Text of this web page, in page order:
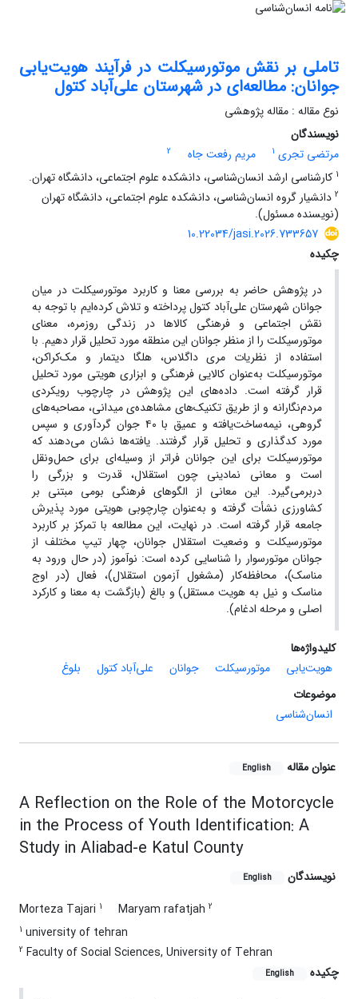
تاملی بر نقش موتورسیکلت در فرآیند هویت‌یابی
جوانان: مطالعه‌ای در شهرستان علی‌آباد کتول
نوع مقاله : مقاله پژوهشی
نویسندگان
مرتضی تجری 1 مریم رفعت جاه
2
1 کارشناسی ارشد انسان‌شناسی، دانشکده علوم اجتماعی، دانشگاه تهران.
2 دانشیار گروه انسان‌شناسی، دانشکده علوم اجتماعی، دانشگاه تهران
(نویسنده مسئول).
10.22034/jasi.2026.733657
چکیده
در پژوهش حاضر به بررسی معنا و کاربرد موتورسیکلت در میان
جوانان شهرستان علی‌آباد کتول پرداخته و تلاش کرده‌ایم با توجه به
نقش اجتماعی و فرهنگی کالاها در زندگی روزمره، معنای
موتورسیکلت را از منظر جوانان این منطقه مورد تحلیل قرار دهیم. با
استفاده از نظریات مری داگلاس، هلگا دیتمار و مک‌کراکن،
موتورسیکلت به‌عنوان کالایی فرهنگی و ابزاری هویتی مورد تحلیل
قرار گرفته است. داده‌های این پژوهش در چارچوب رویکردی
مردم‌نگارانه و از طریق تکنیک‌های مشاهده‌ی میدانی، مصاحبه‌های
گروهی، نیمه‌ساخت‌یافته و عمیق با ۴۰ جوان گردآوری و سپس
مورد کدگذاری و تحلیل قرار گرفتند. یافته‌ها نشان می‌دهند که
موتورسیکلت برای این جوانان فراتر از وسیله‌ای برای حمل‌ونقل
است و معانی نمادینی چون استقلال، قدرت و بزرگی را
دربرمی‌گیرد. این معانی از الگوهای فرهنگی بومی مبتنی بر
کشاورزی نشأت گرفته و به‌عنوان چارچوبی هویتی مورد پذیرش
جامعه قرار گرفته است. در نهایت، این مطالعه با تمرکز بر کاربرد
موتورسیکلت و وضعیت استقلال جوانان، چهار تیپ مختلف از
جوانان موتورسوار را شناسایی کرده است: نوآموز (در حال ورود به
مناسک)، محافظه‌کار (مشغول آزمون استقلال)، فعال (در اوج
مناسک و نیل به هویت مستقل) و بالغ (بازگشت به معنا و کارکرد
اصلی و مرحله ادغام).
کلیدواژه‌ها
هویت‌یابی
موتورسیکلت جوانان علی‌آباد کتول
بلوغ
موضوعات
انسان‌شناسی
عنوان مقاله English
A Reflection on the Role of the Motorcycle
in the Process of Youth Identification: A
Study in Aliabad-e Katul County
نویسندگان English
Morteza Tajari 1 Maryam rafatjah 2
1 university of tehran
2 Faculty of Social Sciences, University of Tehran
چکیده
English